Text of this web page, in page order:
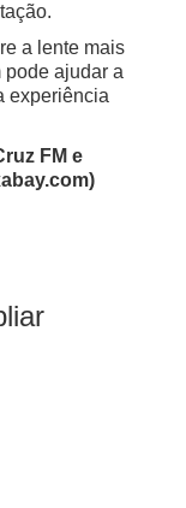
a lente mais
pode ajudar a
experiência
FM e